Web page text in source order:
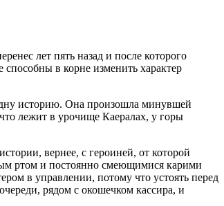
лет пять назад и после которого
в корне изменить характер
историю. Она произошла минувшей
лежит в урочище Каералах, у горы
вернее, с героиней, от которой
ртом и постоянно смеющимися карими
в управлении, потому что устоять перед
рядом с окошечком кассира, и